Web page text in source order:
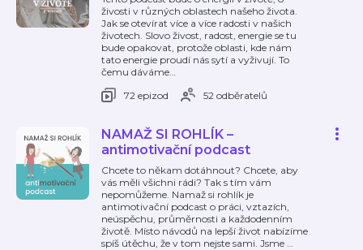
živosti v různých oblastech našeho života.
Jak se otevírat více a více radosti v našich
životech. Slovo živost, radost, energie se tu
bude opakovat, protože oblasti, kde nám
tato energie proudí nás sytí a vyživují. To
čemu dáváme…
72 epizod
52 odběratelů
NAMAŽ SI ROHLÍK –
antimotivační podcast
Chcete to někam dotáhnout? Chcete, aby
vás měli všichni rádi? Tak s tím vám
nepomůžeme. Namaž si rohlík je
antimotivační podcast o práci, vztazích,
neúspěchu, průměrnosti a každodenním
životě. Místo návodů na lepší život nabízíme
spíš útěchu, že v tom nejste sami. Jsme …